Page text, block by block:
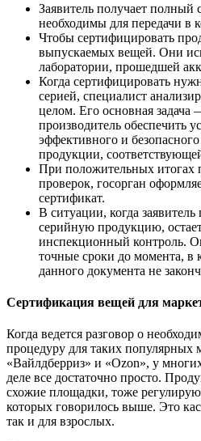
Заявитель получает полный
необходимы для передачи в
Чтобы сертифицировать
выпускаемых вещей. Они
лаборатории, прошедшей
Когда сертифицировать
серией, специалист
целом. Его основная
производитель обеспечить
эффективного и
продукции,
При положительных итогах
проверок, госорган
сертификат.
В ситуации, когда
серийную продукцию,
инспекционный контроль.
точные сроки до момента, в
данного документа не
Сертификация вещей для
Когда ведется разговор о
процедуру для таких популярных
«Вайлдберриз» и «Ozon», у
деле все достаточно просто.
схожие площадки, тоже
которых говорилось выше. Это
так и для взрослых.